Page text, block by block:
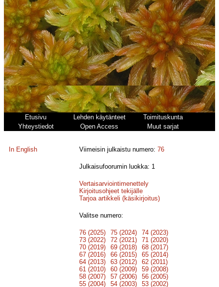
Etusivu Lehden käytänteet
Toimituskunta
Yhteystiedot
Open Access Muut sarjat
In English Viimeisin julkaistu numero:76
Julkaisufoorumin luokka: 1
Vertaisarviointimenettely
Kirjoitusohjeet tekijälle
Tarjoa artikkeli (käsikirjoitus)
Valitse numero:
76 (2025) 75 (2024)
74 (2023)
73 (2022)
72 (2021)
71 (2020)
70 (2019)
69 (2018)
68 (2017)
67 (2016)
66 (2015)
65 (2014)
64 (2013)
63 (2012)
62 (2011)
61 (2010)
60 (2009)
59 (2008)
58 (2007)
57 (2006)
56 (2005)
55 (2004)
54 (2003)
53 (2002)